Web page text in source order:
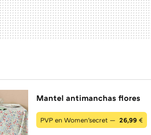
Mantel antimanchas flores
PVP en Women'secret — 26,99 €